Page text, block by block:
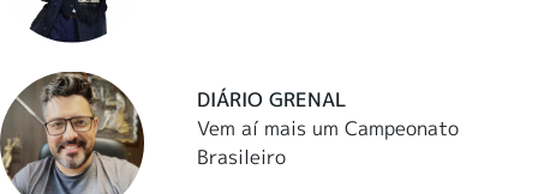
DIÁRIO GRENAL
Vem aí mais um Campeonato
Brasileiro